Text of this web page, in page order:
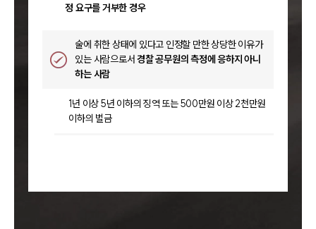
정 요구를 거부한 경우
술에 취한 상태에 있다고 인정할 만한 상당한 이유가
있는 사람으로서경찰 공무원의 측정에 응하지 아니
하는 사람
1년 이상 5년 이하의 징역 또는 500만원 이상 2천만원
이하의 벌금